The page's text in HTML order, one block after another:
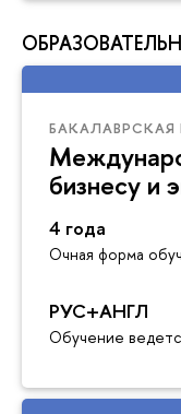
изнесу и
4 года
Очная форма
РУС+АНГЛ
Обучение